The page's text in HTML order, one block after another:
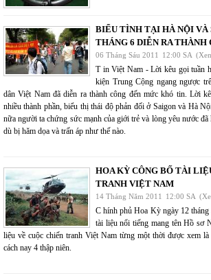
BIỂU TÌNH TẠI HÀ NỘI VÀ
THÁNG 6 DIỄN RA THÀNH
06 Tháng Sáu 2011 12:00 SA
T in Việt Nam - Lời kêu gọi tuần
kiện Trung Cộng ngang ngược
dân Việt Nam đã diễn ra thành công đến mức khó tin. Lời
nhiều thành phần, biểu thị thái độ phản đối ở Saigon và Hà
nữa người ta chứng sức mạnh của giới trẻ và lòng yêu nước đã
dù bị hăm dọa và trấn áp như thế nào.
HOA KỲ CÔNG BỐ TÀI
TRANH VIỆT NAM
14 Tháng Năm 2011 12:00 SA
C hính phủ Hoa Kỳ ngày 12 tháng
tài liệu nổi tiếng mang tên Hồ sơ
liệu về cuộc chiến tranh Việt Nam từng một thời được xem
cách nay 4 thập niên.